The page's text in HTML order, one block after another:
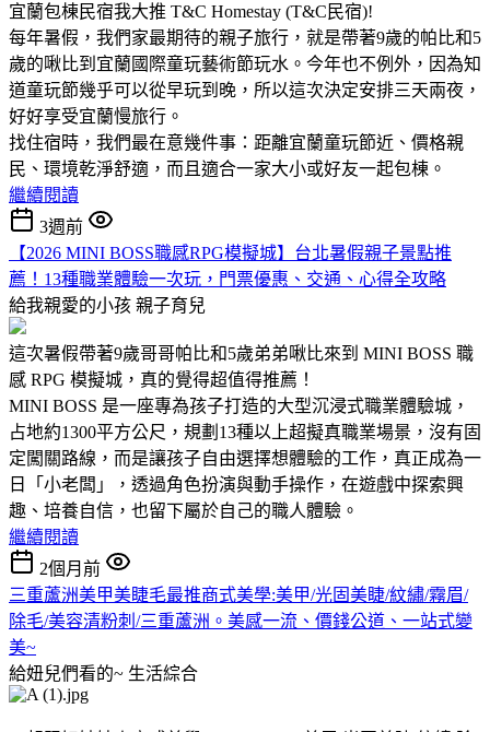
宜蘭包棟民宿我大推 T&C Homestay (T&C民宿)!
每年暑假，我們家最期待的親子旅行，就是帶著9歲的帕比和5
歲的啾比到宜蘭國際童玩藝術節玩水。今年也不例外，因為知
道童玩節幾乎可以從早玩到晚，所以這次決定安排三天兩夜，
好好享受宜蘭慢旅行。
找住宿時，我們最在意幾件事：距離宜蘭童玩節近、價格親
民、環境乾淨舒適，而且適合一家大小或好友一起包棟。
繼續閱讀
3週前
【2026 MINI BOSS職感RPG模擬城】台北暑假親子景點推
薦！13種職業體驗一次玩，門票優惠、交通、心得全攻略
給我親愛的小孩 親子育兒
這次暑假帶著9歲哥哥帕比和5歲弟弟啾比來到 MINI BOSS 職
感 RPG 模擬城，真的覺得超值得推薦！
MINI BOSS 是一座專為孩子打造的大型沉浸式職業體驗城，
占地約1300平方公尺，規劃13種以上超擬真職業場景，沒有固
定闖關路線，而是讓孩子自由選擇想體驗的工作，真正成為一
日「小老闆」，透過角色扮演與動手操作，在遊戲中探索興
趣、培養自信，也留下屬於自己的職人體驗。
繼續閱讀
2個月前
三重蘆洲美甲美睫毛最推商式美學:美甲/光固美睫/紋繡/霧眉/
除毛/美容清粉刺/三重蘆洲。美感一流、價錢公道、一站式變
美~
給妞兒們看的~ 生活綜合